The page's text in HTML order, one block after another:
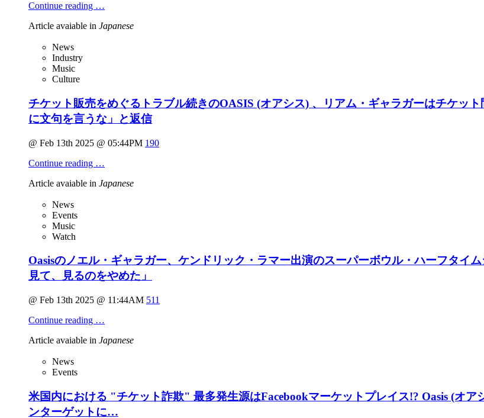
Continue reading …
Article avaiable in Japanese
News
Industry
Music
Culture
チケット販売をめぐるトラブル続きのOASIS (オアシス) 、リアム・ギャラガーはチケッ
に文句を言うな」と返信
@ Feb 13th 2025 @ 05:44PM 190
Continue reading …
Article avaiable in Japanese
News
Events
Music
Watch
Oasisのノエル・ギャラガー、ケンドリック・ラマー出演のスーパーボウル・ハーフタイ
見て、見るのをやめた」
@ Feb 13th 2025 @ 11:44AM 511
Continue reading …
Article avaiable in Japanese
News
Events
米国内における "チケット詐欺" 最多発生源はFacebookマーケットプレイス!? Oasis (オ
ンターゲットに…